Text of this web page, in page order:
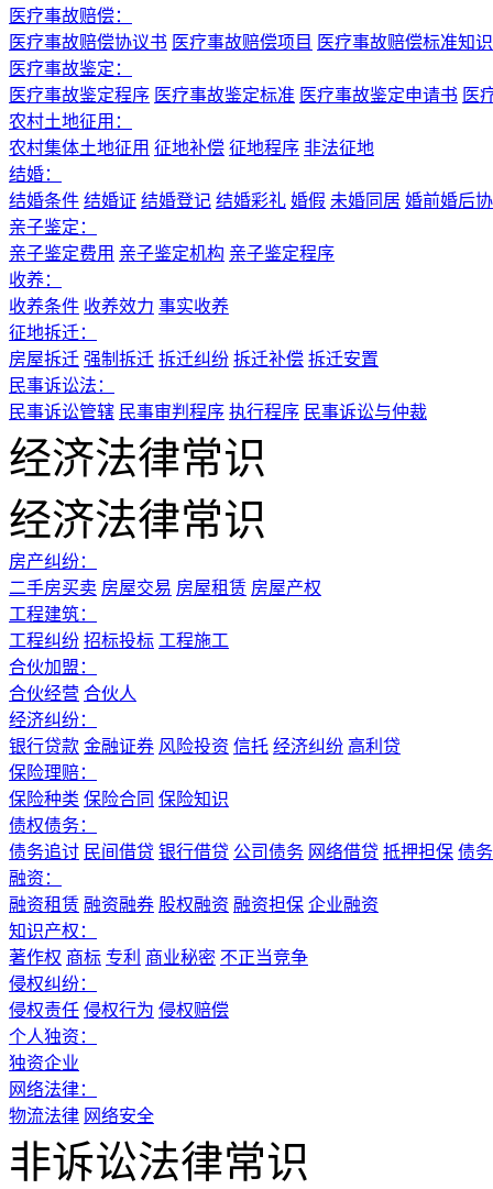
医疗事故赔偿：
医疗事故赔偿协议书 医疗事故赔偿项目 医疗事故赔偿标准知识
医疗事故鉴定：
医疗事故鉴定程序 医疗事故鉴定标准 医疗事故鉴定申请书 医
农村土地征用：
农村集体土地征用 征地补偿 征地程序 非法征地
结婚：
结婚条件 结婚证 结婚登记 结婚彩礼 婚假 未婚同居 婚前婚后
亲子鉴定：
亲子鉴定费用 亲子鉴定机构 亲子鉴定程序
收养：
收养条件 收养效力 事实收养
征地拆迁：
房屋拆迁 强制拆迁 拆迁纠纷 拆迁补偿 拆迁安置
民事诉讼法：
民事诉讼管辖 民事审判程序 执行程序 民事诉讼与仲裁
经济法律常识
经济法律常识
房产纠纷：
二手房买卖 房屋交易 房屋租赁 房屋产权
工程建筑：
工程纠纷 招标投标 工程施工
合伙加盟：
合伙经营 合伙人
经济纠纷：
银行贷款 金融证券 风险投资 信托 经济纠纷 高利贷
保险理赔：
保险种类 保险合同 保险知识
债权债务：
债务追讨 民间借贷 银行借贷 公司债务 网络借贷 抵押担保 债
融资：
融资租赁 融资融券 股权融资 融资担保 企业融资
知识产权：
著作权 商标 专利 商业秘密 不正当竞争
侵权纠纷：
侵权责任 侵权行为 侵权赔偿
个人独资：
独资企业
网络法律：
物流法律 网络安全
非诉讼法律常识